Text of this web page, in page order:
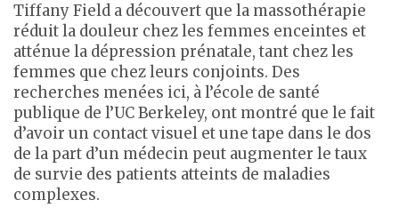
Tiffany Field a découvert que la massothérapie
réduit la douleur chez les femmes enceintes et
atténue la dépression prénatale, tant chez les
femmes que chez leurs conjoints. Des
recherches menées ici, à l’école de santé
publique de l’UC Berkeley, ont montré que le fait
d’avoir un contact visuel et une tape dans le dos
de la part d’un médecin peut augmenter le taux
de survie des patients atteints de maladies
complexes.